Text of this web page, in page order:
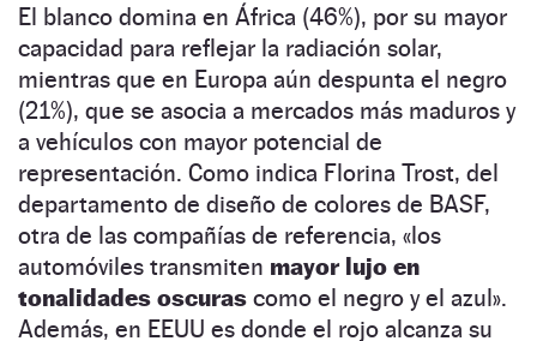
El blanco domina en África (46%), por su mayor
capacidad para reflejar la radiación solar,
mientras que en Europa aún despunta el negro
(21%), que se asocia a mercados más maduros y
a vehículos con mayor potencial de
representación. Como indica Florina Trost, del
departamento de diseño de colores de BASF,
otra de las compañías de referencia, «los
automóviles transmiten mayor lujo en
tonalidades oscuras como el negro y el azul».
Además, en EEUU es donde el rojo alcanza su